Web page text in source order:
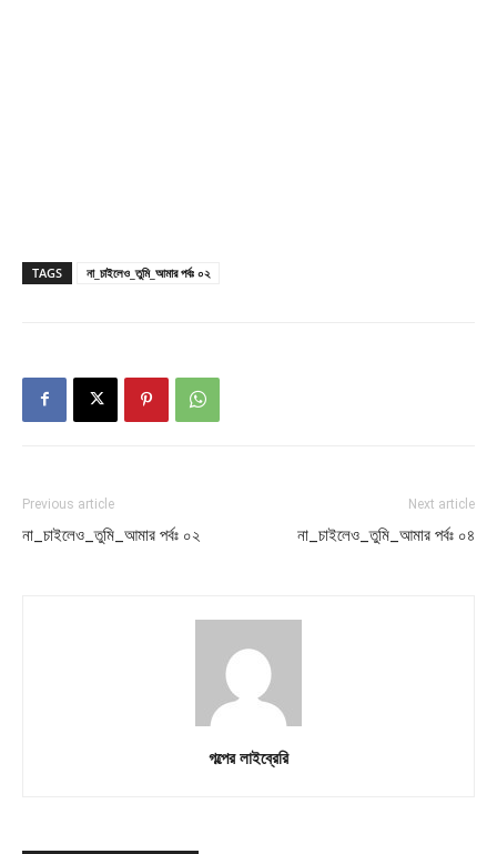
TAGS না_চাইলেও_তুমি_আমার পর্বঃ ০২
Previous article
না_চাইলেও_তুমি_আমার পর্বঃ ০২
Next article
না_চাইলেও_তুমি_আমার পর্বঃ ০৪
গল্পের লাইব্রেরি